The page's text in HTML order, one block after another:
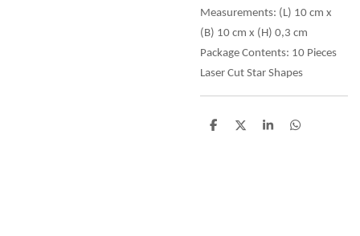
Measurements: (L) 10 cm x
(B) 10 cm x (H) 0,3 cm
Package Contents: 10 Pieces
Laser Cut Star Shapes
D
D
S
D